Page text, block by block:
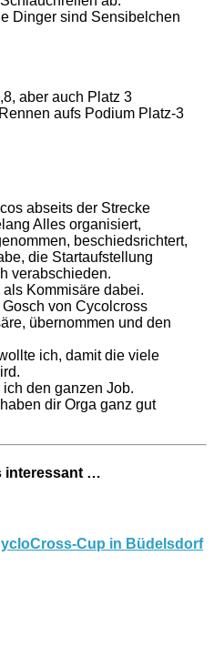
Dinger sind Sensibelchen
aber auch Platz 3
aufs Podium Platz-3
abseits der Strecke
Alles organisiert,
beschiedsrichtert,
die Startaufstellung
verabschieden.
Kommisäre dabei.
von Cycolcross
übernommen und den
ich, damit die viele
den ganzen Job.
dir Orga ganz gut
interessant …
Cup in Büdelsdorf